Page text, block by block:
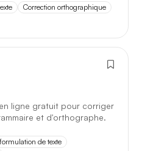
Correction orthographique
ligne gratuit pour corriger
et d'orthographe.
de texte